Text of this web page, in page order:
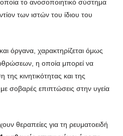
το ανοσοποιητικό σύστημα
των ιστών του ίδιου του
όργανα, χαρακτηρίζεται όμως
η οποία μπορεί να
κινητικότητας και της
με σοβαρές επιπτώσεις στην υγεία
θεραπείες για τη ρευματοειδή